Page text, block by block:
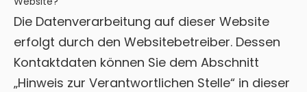
Die Datenverarbeitung auf dieser Website
erfolgt durch den Websitebetreiber. Dessen
Kontaktdaten können Sie dem Abschnitt
„Hinweis zur Verantwortlichen Stelle“ in dieser